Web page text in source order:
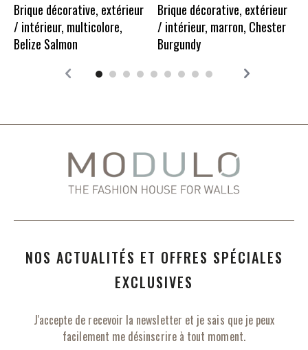
Brique décorative, extérieur
/ intérieur, multicolore,
Belize Salmon
Brique décorative, extérieur
/ intérieur, marron, Chester
Burgundy
NOS ACTUALITÉS ET OFFRES SPÉCIALES
EXCLUSIVES
J'accepte de recevoir la newsletter et je sais que je peux
facilement me désinscrire à tout moment.